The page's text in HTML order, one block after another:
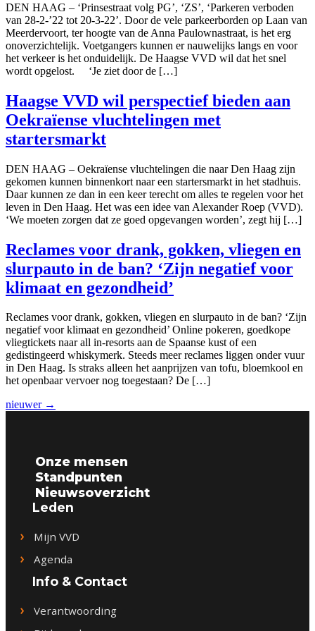
DEN HAAG – ‘Prinsestraat volg PG’, ‘ZS’, ‘Parkeren verboden
van 28-2-’22 tot 20-3-22’. Door de vele parkeerborden op Laan van
Meerdervoort, ter hoogte van de Anna Paulownastraat, is het erg
onoverzichtelijk. Voetgangers kunnen er nauwelijks langs en voor
het verkeer is het onduidelijk. De Haagse VVD wil dat het snel
wordt opgelost. ‘Je ziet door de […]
Haagse VVD wil perspectief bieden aan
Oekraïense vluchtelingen met
startersmarkt
DEN HAAG – Oekraïense vluchtelingen die naar Den Haag zijn
gekomen kunnen binnenkort naar een startersmarkt in het stadhuis.
Daar kunnen ze dan in een keer terecht om alles te regelen voor het
leven in Den Haag. Het was een idee van Alexander Roep (VVD).
‘We moeten zorgen dat ze goed opgevangen worden’, zegt hij […]
Reclames voor drank, gokken, vliegen en
slurpauto in de ban? ‘Zijn negatief voor
klimaat en gezondheid’
Reclames voor drank, gokken, vliegen en slurpauto in de ban? ‘Zijn
negatief voor klimaat en gezondheid’ Online pokeren, goedkope
vliegtickets naar all in-resorts aan de Spaanse kust of een
gedistingeerd whiskymerk. Steeds meer reclames liggen onder vuur
in Den Haag. Is straks alleen het aanprijzen van tofu, bloemkool en
het openbaar vervoer nog toegestaan? De […]
nieuwer →
Onze mensen
Standpunten
Nieuwsoverzicht
Leden
Mijn VVD
Agenda
Info & Contact
Verantwoording